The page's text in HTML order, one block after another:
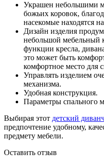
Украшен небольшими
божьих коровок,
насекомые находятся
Дизайн изделия
небольшой мебельный
функции кресла,
это может быть
комфортное место для
Управлять изделием
механизма.
Удобная конструкция.
Параметры спального
Выбирая этот детский
предпочтение удобному,
предмету мебели.
Оставить отзыв